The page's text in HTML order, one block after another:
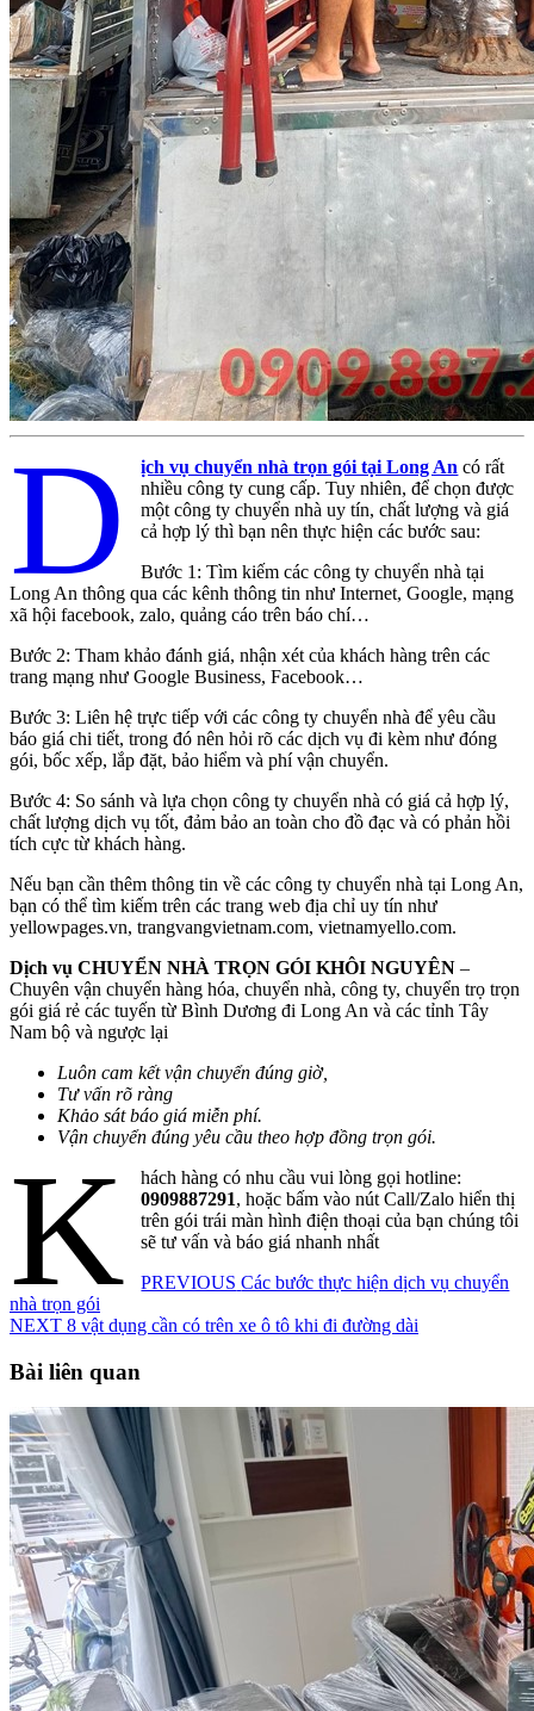
D ịch vụ chuyển nhà trọn gói tại Long An có rất
nhiều công ty cung cấp. Tuy nhiên, để chọn được
một công ty chuyển nhà uy tín, chất lượng và giá
cả hợp lý thì bạn nên thực hiện các bước sau:
Bước 1: Tìm kiếm các công ty chuyển nhà tại
Long An thông qua các kênh thông tin như Internet, Google, mạng
xã hội facebook, zalo, quảng cáo trên báo chí…
Bước 2: Tham khảo đánh giá, nhận xét của khách hàng trên các
trang mạng như Google Business, Facebook…
Bước 3: Liên hệ trực tiếp với các công ty chuyển nhà để yêu cầu
báo giá chi tiết, trong đó nên hỏi rõ các dịch vụ đi kèm như đóng
gói, bốc xếp, lắp đặt, bảo hiểm và phí vận chuyển.
Bước 4: So sánh và lựa chọn công ty chuyển nhà có giá cả hợp lý,
chất lượng dịch vụ tốt, đảm bảo an toàn cho đồ đạc và có phản hồi
tích cực từ khách hàng.
Nếu bạn cần thêm thông tin về các công ty chuyển nhà tại Long An,
bạn có thể tìm kiếm trên các trang web địa chỉ uy tín như
yellowpages.vn, trangvangvietnam.com, vietnamyello.com.
Dịch vụ CHUYỂN NHÀ TRỌN GÓI KHÔI NGUYÊN –
Chuyên vận chuyển hàng hóa, chuyển nhà, công ty, chuyển trọ trọn
gói giá rẻ các tuyến từ Bình Dương đi Long An và các tỉnh Tây
Nam bộ và ngược lại
Luôn cam kết vận chuyển đúng giờ,
Tư vấn rõ ràng
Khảo sát báo giá miễn phí.
Vận chuyển đúng yêu cầu theo hợp đồng trọn gói.
K
hách hàng có nhu cầu vui lòng gọi hotline:
0909887291, hoặc bấm vào nút Call/Zalo hiển thị
trên gói trái màn hình điện thoại của bạn chúng tôi
sẽ tư vấn và báo giá nhanh nhất
Điều
hướng
viết
PREVIOUS Previous
Các bước thực hiện dịch vụ chuyển
nhà trọn gói
NEXT Next
8 vật dụng cần có trên xe ô tô khi đi đường dài
Bài liên quan